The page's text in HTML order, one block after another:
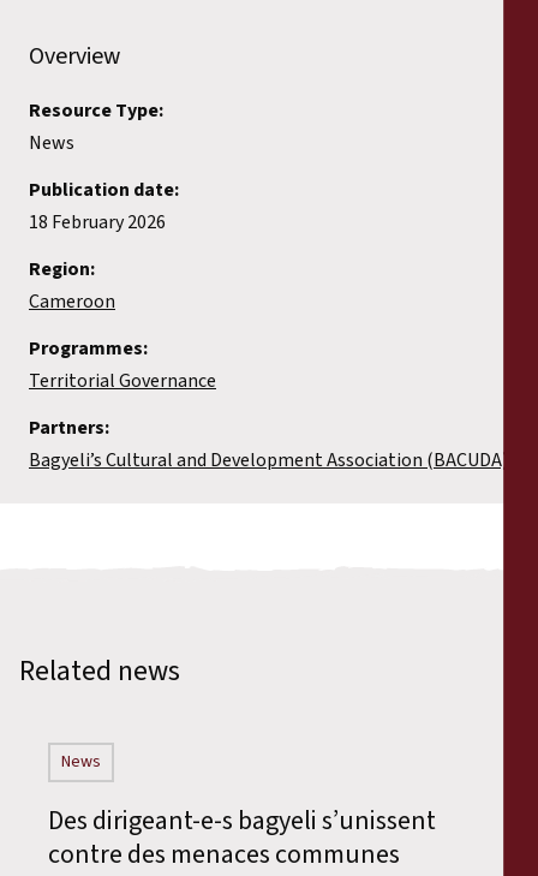
Overview
Resource Type:
News
Publication date:
18 February 2026
Region:
Cameroon
Programmes:
Territorial Governance
Partners:
Bagyeli’s Cultural and Development Association (BACUDA)
Related news
News
Des dirigeant-e-s bagyeli s’unissent
contre des menaces communes